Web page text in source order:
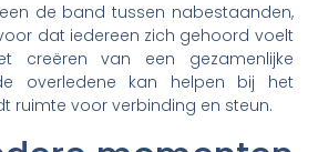
de band tussen nabestaanden,
dat iedereen zich gehoord voelt
creëren van een gezamenlijke
overledene kan helpen bij het
ruimte voor verbinding en steun.